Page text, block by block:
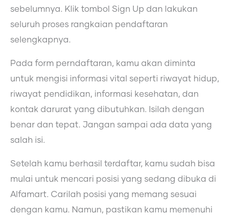
sebelumnya. Klik tombol Sign Up dan lakukan
seluruh proses rangkaian pendaftaran
selengkapnya.
Pada form perndaftaran, kamu akan diminta
untuk mengisi informasi vital seperti riwayat hidup,
riwayat pendidikan, informasi kesehatan, dan
kontak darurat yang dibutuhkan. Isilah dengan
benar dan tepat. Jangan sampai ada data yang
salah isi.
Setelah kamu berhasil terdaftar, kamu sudah bisa
mulai untuk mencari posisi yang sedang dibuka di
Alfamart. Carilah posisi yang memang sesuai
dengan kamu. Namun, pastikan kamu memenuhi